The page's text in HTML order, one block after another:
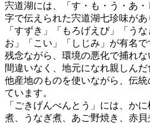
宍道湖には、「す・も・う・あ
字で伝えられた宍道湖七珍味があ
「すずき」「もろげえび」「う
お」「こい」「しじみ」が有名で
残念ながら、環境の悪化で捕れな
間違いなく、地元になれ親しんだ
他産地のものを使いながら、伝
ています。
「ごきげんべんとう」には、か
煮、うなぎ煮、あご野焼き、赤